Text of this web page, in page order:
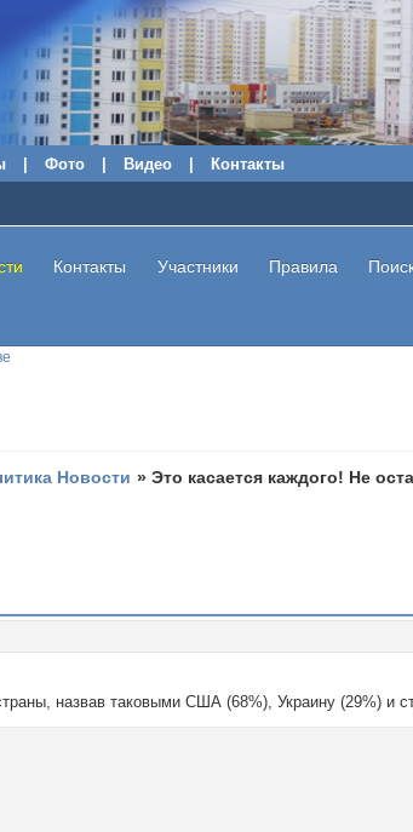
Фото Видео Контакты
Контакты Участники Правила
Новости »Это касается каждого! Не
назвав таковыми США (68%), Украину (29%) и